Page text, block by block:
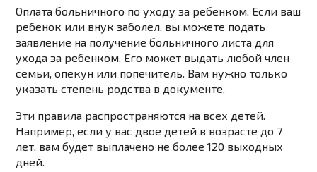
Оплата больничного по уходу за ребенком. Если ваш
ребенок или внук заболел, вы можете подать
заявление на получение больничного листа для
ухода за ребенком. Его может выдать любой член
семьи, опекун или попечитель. Вам нужно только
указать степень родства в документе.
Эти правила распространяются на всех детей.
Например, если у вас двое детей в возрасте до 7
лет, вам будет выплачено не более 120 выходных
дней.